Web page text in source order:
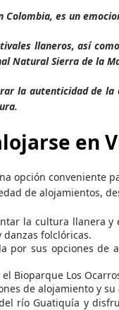
es un
llaneros, así
Natural Sierra de la
la autenticidad de
en
opción conveniente
de alojamientos,
la cultura llanera y
folclóricas.
por sus opciones
Bioparque Los
de alojamiento y
río Guatiquía y